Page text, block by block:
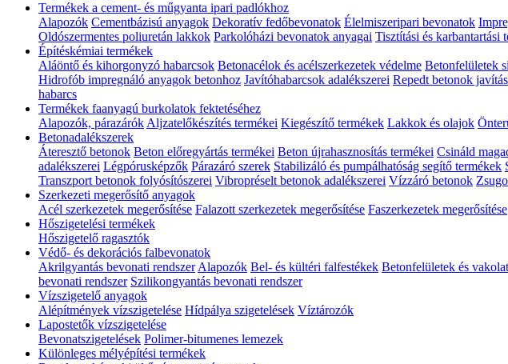
Termékek a cement- és műgyanta ipari padlókhoz
Alapozók Cementbázisú anyagok Dekoratív fedőbevonatok Élelmiszeripari bevonatok
Oldószermentes poliuretán lakkok Parkolóházi bevonatok anyagai Tisztítási és karbantartási
Építéskémiai termékek
Aláöntő és kihorgonyzó habarcsok Betonacélok és acélszerkezetek védelme Betonfelületek
Hidrofób impregnáló anyagok betonhoz Javítóhabarcsok adalékszerei Repedt betonok
habarcs
Termékek faanyagú burkolatok fektetéséhez
Alapozók, párazárók Aljzatelőkészítés termékei Kiegészítő termékek Lakkok és olajok
Betonadalékszerek
Áteresztő betonok Beton előregyártás termékei Beton újrahasznosítás termékei Csináld
adalékszerei Légpórusképzők Párazáró szerek Stabilizáló és pumpálhatóság segítő termékek
Transzport betonok folyósítószerei Vibropréselt betonok adalékszerei Vízzáró betonok
Szerkezeti megerősítő anyagok
Acél szerkezetek megerősítése Falazott szerkezetek megerősítése Faszerkezetek megerősítése
Hőszigetelési termékek
Hőszigetelő ragasztók
Védő- és dekorációs falbevonatok
Akrilgyantás bevonati rendszer Alapozók Bel- és kültéri falfestékek Betonfelületek és
bevonati rendszer Szilikongyantás bevonati rendszer
Vízszigetelő anyagok
Alépítmények vízszigetelése Hídpálya szigetelések Víztározók
Lapostetők vízszigetelése
Bevonatszigetelések Polimer-bitumenes lemezek
Különleges mélyépítési termékek